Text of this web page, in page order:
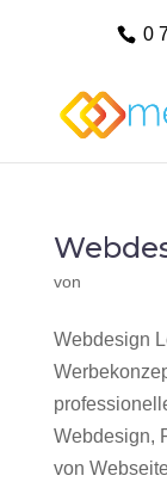
0
von
Webdesign
Webdesign,
von